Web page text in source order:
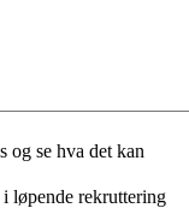
og se hva det kan
i løpende rekruttering